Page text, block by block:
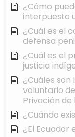
¿Cómo
interpuesto
¿Cuál es el
defensa
¿Cuál es el
justicia
¿Cuáles
voluntario
Privación de
¿Cuándo
¿El Ecuador